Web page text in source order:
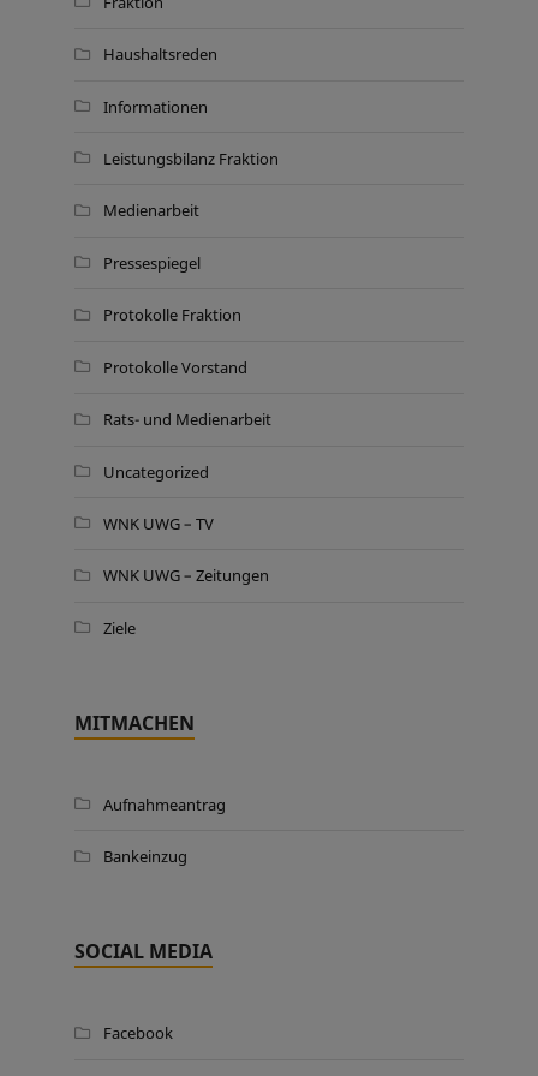
Haushaltsreden
Informationen
Leistungsbilanz Fraktion
Medienarbeit
Pressespiegel
Protokolle Fraktion
Protokolle Vorstand
Rats- und Medienarbeit
Uncategorized
WNK UWG – TV
WNK UWG – Zeitungen
Ziele
MITMACHEN
Aufnahmeantrag
Bankeinzug
SOCIAL MEDIA
Facebook